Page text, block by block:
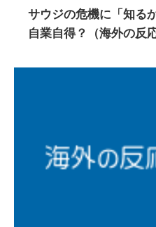
サウジの危機に「知る
自業自得？（海外の反応